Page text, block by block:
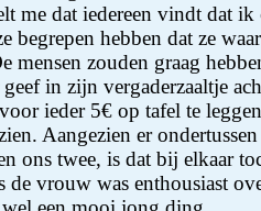
me dat iedereen vindt dat
begrepen hebben dat ze
mensen zouden graag
geef in zijn vergaderzaaltje
ieder 5€ op tafel te
Aangezien er
ons twee, is dat bij elkaar
de vrouw was enthousiast